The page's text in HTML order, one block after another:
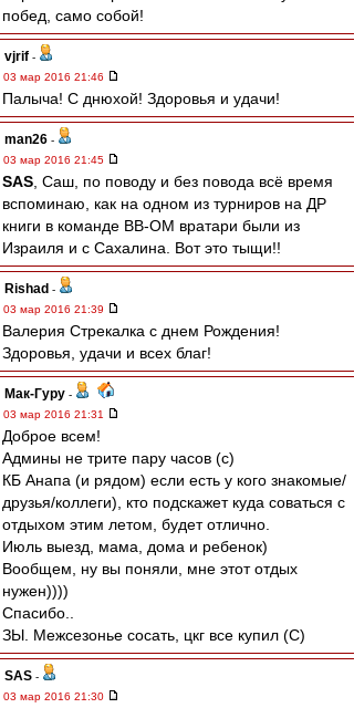
побед, само собой!
vjrif -
03 мар 2016 21:46
Палыча! С днюхой! Здоровья и удачи!
man26 -
03 мар 2016 21:45
SAS , Саш, по поводу и без повода всё время
вспоминаю, как на одном из турниров на ДР
книги в команде ВВ-ОМ вратари были из
Израиля и с Сахалина. Вот это тыщи!!
Rishad -
03 мар 2016 21:39
Валерия Стрекалка с днем Рождения!
Здоровья, удачи и всех благ!
Мак-Гуру -
03 мар 2016 21:31
Доброе всем!
Админы не трите пару часов (с)
КБ Анапа (и рядом) если есть у кого знакомые/
друзья/коллеги), кто подскажет куда соваться с
отдыхом этим летом, будет отлично.
Июль выезд, мама, дома и ребенок)
Вообщем, ну вы поняли, мне этот отдых
нужен))))
Спасибо..
ЗЫ. Межсезонье сосать, цкг все купил (С)
SAS -
03 мар 2016 21:30